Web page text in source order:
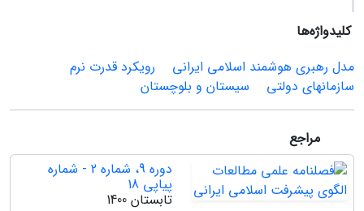
کلیدواژه‌ها
مدل رهبری هوشمند اسلامی ایرانی
رویکرد قدرت نرم
سازمانهای دولتی
سیستان و بلوچستان
مراجع
دوره 9، شماره 2 - شماره
پیاپی 18
تابستان 1400